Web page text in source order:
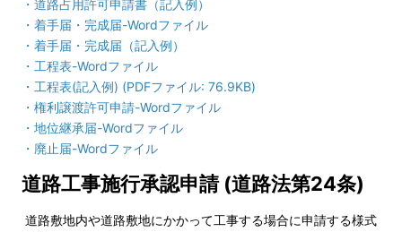
・ 道路占用許可申請書（記入例）
・ 着手届・完成届-Wordファイル
・ 着手届・完成届（記入例）
・ 工程表-Wordファイル
・ 工程表(記入例) (PDFファイル: 76.9KB)
・ 権利譲渡許可申請-Wordファイル
・ 地位継承届-Wordファイル
・ 廃止届-Wordファイル
道路工事施行承認申請 (道路法第24条)
道路敷地内や道路敷地にかかって工事する場合に申請する様式